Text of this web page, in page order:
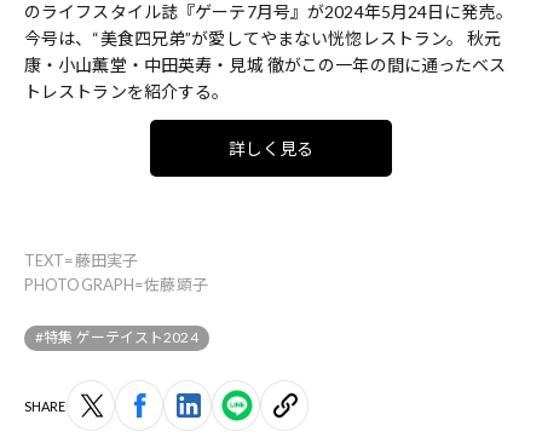
のライフスタイル誌『ゲーテ7月号』が2024年5月24日に発売。
今号は、“美食四兄弟”が愛してやまない恍惚レストラン。 秋元
康・小山薫堂・中田英寿・見城 徹がこの一年の間に通ったベス
トレストランを紹介する。
詳しく見る
TEXT=藤田実子
PHOTOGRAPH=佐藤顕子
#特集 ゲーテイスト2024
SHARE